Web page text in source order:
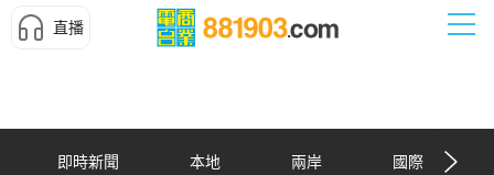
直播
即時新聞 本地 兩岸 國際